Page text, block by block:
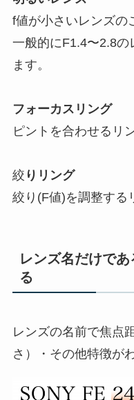
f値が小さいレンズの
一般的にF1.4〜2.8
ます。
フォーカスリング
ピントを合わせるリ
絞 りリング
絞り(F値)を調整する
レンズ名だけで
る
レンズの名前で焦点
さ）・その他特徴が